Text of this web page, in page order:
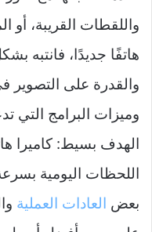
واللقطات القريبة، أو
هاتفًا جديدًا، فانتبه
والقدرة على التصوير
وميزات البرامج التي
الهدف بسيط: كاميرا
اللحظات اليومية
بعض العادات العملية